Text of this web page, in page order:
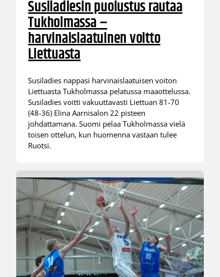
Susiladiesin puolustus rautaa
Tukholmassa –
harvinaislaatuinen voitto
Liettuasta
Susiladies nappasi harvinaislaatuisen voiton
Liettuasta Tukholmassa pelatussa maaottelussa.
Susiladies voitti vakuuttavasti Liettuan 81-70
(48-36) Elina Aarnisalon 22 pisteen
johdattamana. Suomi pelaa Tukholmassa vielä
toisen ottelun, kun huomenna vastaan tulee
Ruotsi.